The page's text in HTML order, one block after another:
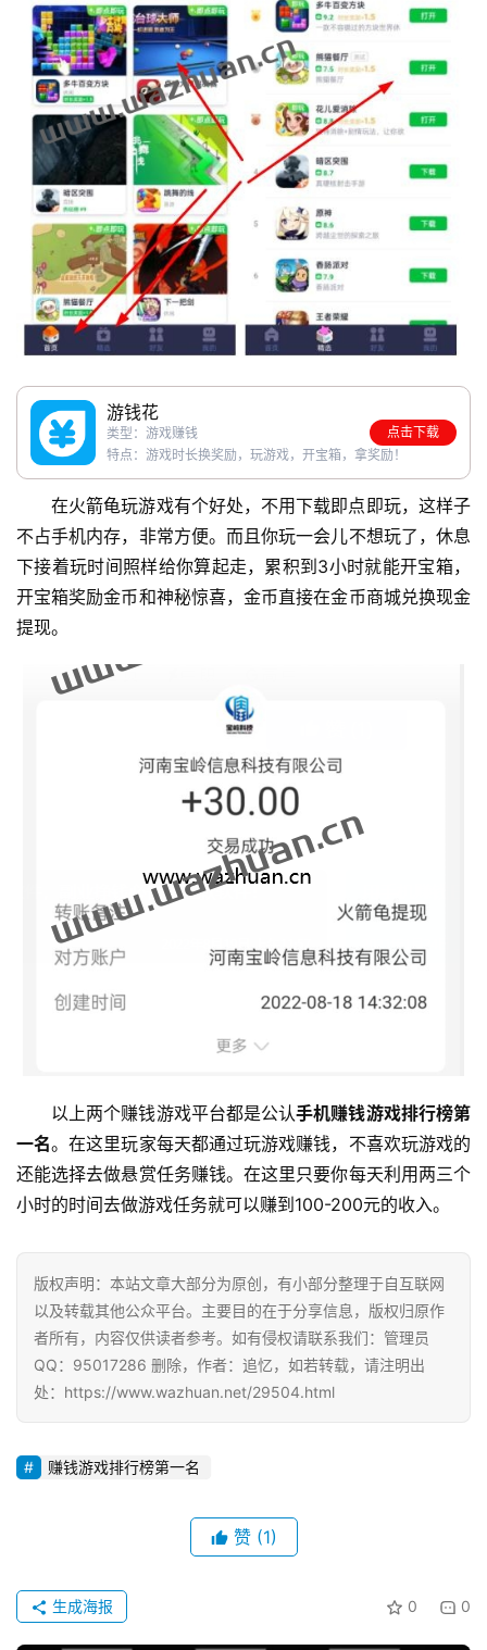
简
评
手
赚
P
登录 注册
游钱花
类型：游戏赚钱
特点：游戏时长换奖励，玩游戏，开宝箱，拿奖励！
点击下载
在火箭龟玩游戏有个好处，不用下载即点即玩，这样子
不占手机内存，非常方便。而且你玩一会儿不想玩了，休息
下接着玩时间照样给你算起走，累积到3小时就能开宝箱，
开宝箱奖励金币和神秘惊喜，金币直接在金币商城兑换现金
提现。
以上两个赚钱游戏平台都是公认手机赚钱游戏排行榜第
一名。在这里玩家每天都通过玩游戏赚钱，不喜欢玩游戏的
还能选择去做悬赏任务赚钱。在这里只要你每天利用两三个
小时的时间去做游戏任务就可以赚到100-200元的收入。
版权声明：本站文章大部分为原创，有小部分整理于自互联网
以及转载其他公众平台。主要目的在于分享信息，版权归原作
者所有，内容仅供读者参考。如有侵权请联系我们：管理员
QQ：95017286 删除，作者：追忆，如若转载，请注明出
处：https://www.wazhuan.net/29504.html
赚钱游戏排行榜第一名
赞 (1)
0 0
生成海报